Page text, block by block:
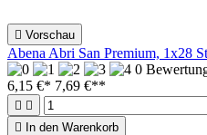
 Vorschau
Abena Abri San Premium, 1x28
0
6,15 €* 7,69 €**
 

In den Warenkorb